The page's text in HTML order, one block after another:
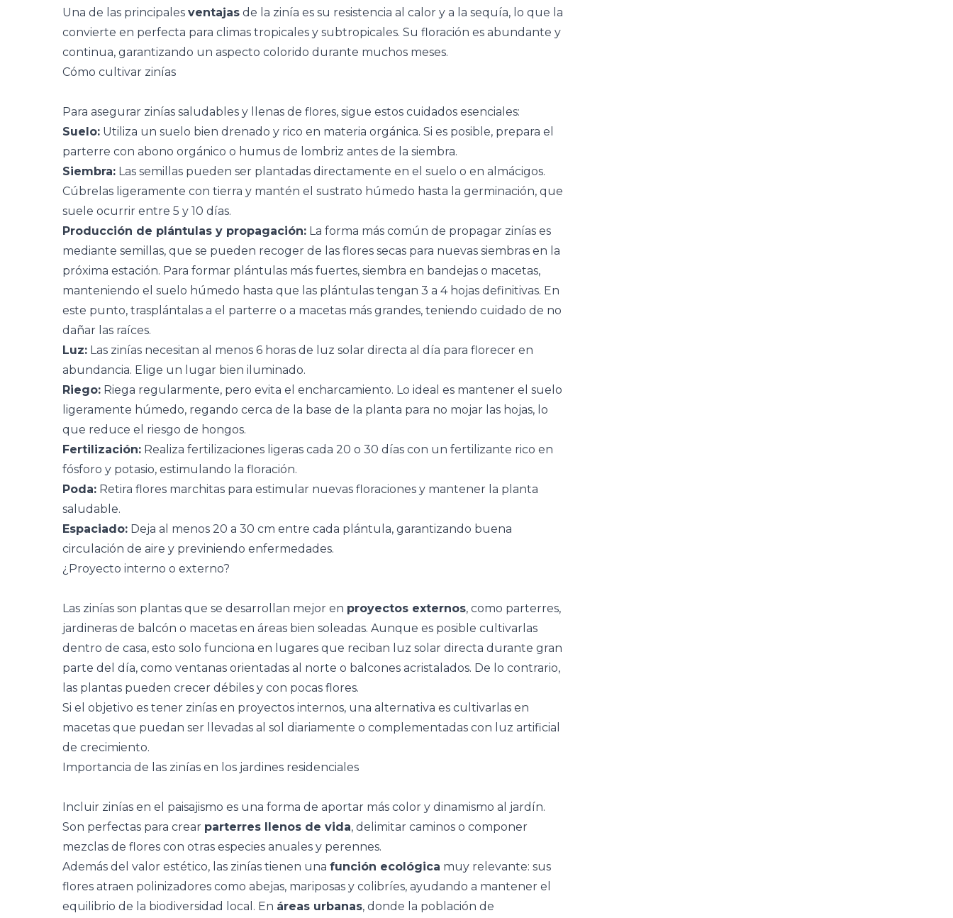
Una de las principales ventajas de la zinía es su resistencia al calor y a la sequía, lo que la
convierte en perfecta para climas tropicales y subtropicales. Su floración es abundante y
continua, garantizando un aspecto colorido durante muchos meses.
Cómo cultivar zinías
Para asegurar zinías saludables y llenas de flores, sigue estos cuidados esenciales:
Suelo: Utiliza un suelo bien drenado y rico en materia orgánica. Si es posible, prepara el
parterre con abono orgánico o humus de lombriz antes de la siembra.
Siembra: Las semillas pueden ser plantadas directamente en el suelo o en almácigos.
Cúbrelas ligeramente con tierra y mantén el sustrato húmedo hasta la germinación, que
suele ocurrir entre 5 y 10 días.
Producción de plántulas y propagación: La forma más común de propagar zinías es
mediante semillas, que se pueden recoger de las flores secas para nuevas siembras en la
próxima estación. Para formar plántulas más fuertes, siembra en bandejas o macetas,
manteniendo el suelo húmedo hasta que las plántulas tengan 3 a 4 hojas definitivas. En
este punto, trasplántalas a el parterre o a macetas más grandes, teniendo cuidado de no
dañar las raíces.
Luz: Las zinías necesitan al menos 6 horas de luz solar directa al día para florecer en
abundancia. Elige un lugar bien iluminado.
Riego: Riega regularmente, pero evita el encharcamiento. Lo ideal es mantener el suelo
ligeramente húmedo, regando cerca de la base de la planta para no mojar las hojas, lo
que reduce el riesgo de hongos.
Fertilización: Realiza fertilizaciones ligeras cada 20 o 30 días con un fertilizante rico en
fósforo y potasio, estimulando la floración.
Poda: Retira flores marchitas para estimular nuevas floraciones y mantener la planta
saludable.
Espaciado: Deja al menos 20 a 30 cm entre cada plántula, garantizando buena
circulación de aire y previniendo enfermedades.
¿Proyecto interno o externo?
Las zinías son plantas que se desarrollan mejor en proyectos externos, como parterres,
jardineras de balcón o macetas en áreas bien soleadas. Aunque es posible cultivarlas
dentro de casa, esto solo funciona en lugares que reciban luz solar directa durante gran
parte del día, como ventanas orientadas al norte o balcones acristalados. De lo contrario,
las plantas pueden crecer débiles y con pocas flores.
Si el objetivo es tener zinías en proyectos internos, una alternativa es cultivarlas en
macetas que puedan ser llevadas al sol diariamente o complementadas con luz artificial
de crecimiento.
Importancia de las zinías en los jardines residenciales
Incluir zinías en el paisajismo es una forma de aportar más color y dinamismo al jardín.
Son perfectas para crear parterres llenos de vida, delimitar caminos o componer
mezclas de flores con otras especies anuales y perennes.
Además del valor estético, las zinías tienen una función ecológica muy relevante: sus
flores atraen polinizadores como abejas, mariposas y colibríes, ayudando a mantener el
equilibrio de la biodiversidad local. En áreas urbanas, donde la población de